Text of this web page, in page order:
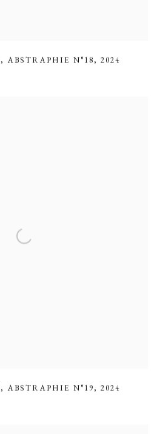
, ABSTRAPHIE N°18, 2024
, ABSTRAPHIE N°19, 2024